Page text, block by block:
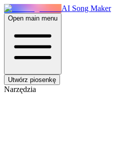
AI Song Maker
Open main menu
Utwórz piosenkę
Narzędzia